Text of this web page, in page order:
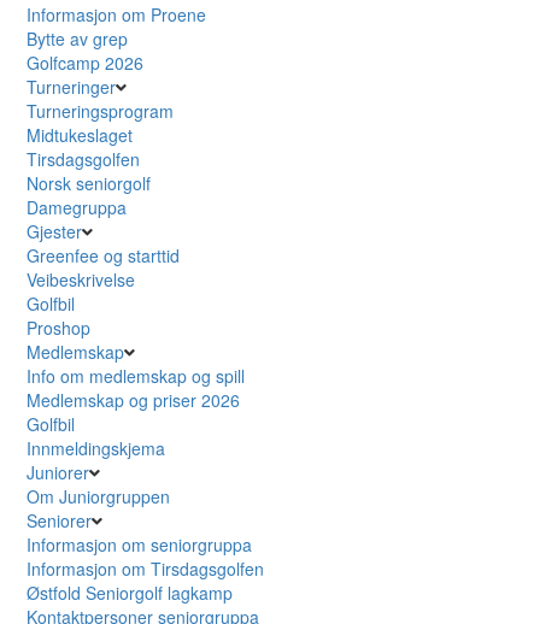
Informasjon om Proene
Bytte av grep
Golfcamp 2026
Turneringer
Turneringsprogram
Midtukeslaget
Tirsdagsgolfen
Norsk seniorgolf
Damegruppa
Gjester
Greenfee og starttid
Veibeskrivelse
Golfbil
Proshop
Medlemskap
Info om medlemskap og spill
Medlemskap og priser 2026
Golfbil
Innmeldingskjema
Juniorer
Om Juniorgruppen
Seniorer
Informasjon om seniorgruppa
Informasjon om Tirsdagsgolfen
Østfold Seniorgolf lagkamp
Kontaktpersoner seniorgruppa